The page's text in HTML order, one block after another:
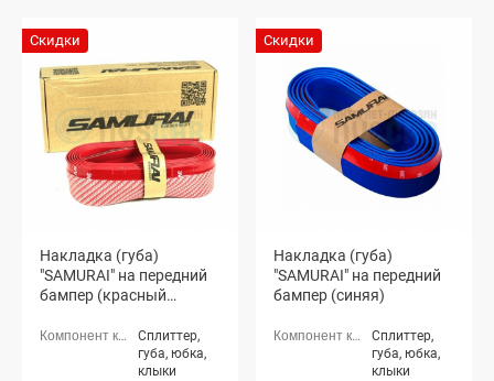
Скидки
Накладка (губа)
"SAMURAI" на передний
бампер (красный
Сплиттер,
губа, юбка,
клыки
Скидки
Накладка (губа)
"SAMURAI" на передний
бампер (синяя)
Сплиттер,
губа, юбка,
клыки